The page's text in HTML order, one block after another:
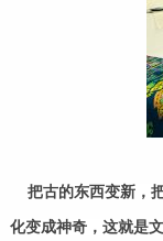
把古的东西变新，
化变成神奇，这就是